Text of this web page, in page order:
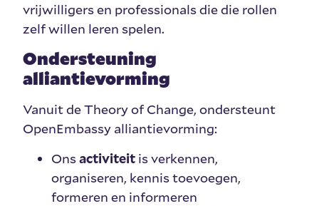
vrijwilligers en professionals die die rollen
zelf willen leren spelen.
Ondersteuning
alliantievorming
Vanuit de Theory of Change, ondersteunt
OpenEmbassy alliantievorming:
Onsactiviteit is verkennen,
organiseren, kennis toevoegen,
formeren en informeren